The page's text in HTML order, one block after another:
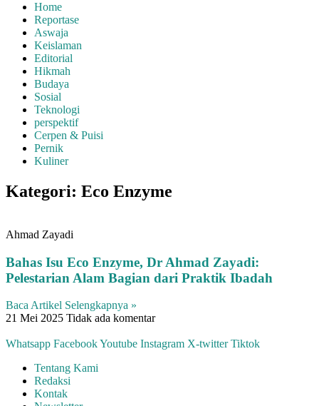
Home
Reportase
Aswaja
Keislaman
Editorial
Hikmah
Budaya
Sosial
Teknologi
perspektif
Cerpen & Puisi
Pernik
Kuliner
Kategori: Eco Enzyme
Ahmad Zayadi
Bahas Isu Eco Enzyme, Dr Ahmad Zayadi:
Pelestarian Alam Bagian dari Praktik Ibadah
Baca Artikel Selengkapnya »
21 Mei 2025 Tidak ada komentar
Whatsapp FacebookYoutube Instagram X-twitter Tiktok
Tentang Kami
Redaksi
Kontak